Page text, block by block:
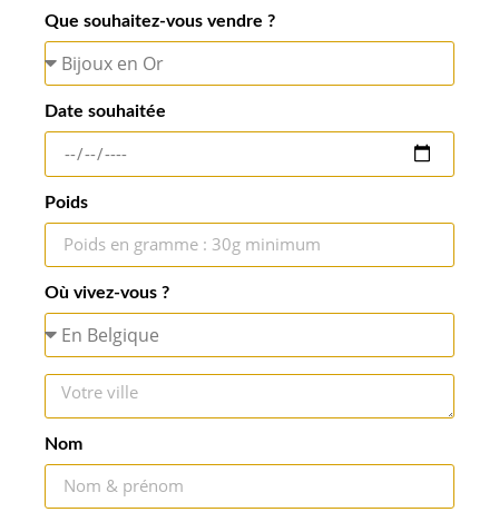
Que souhaitez-vous vendre ?
Date souhaitée
Poids
Où vivez-vous ?
Nom